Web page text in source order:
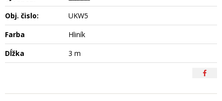
Obj. čislo:
UKW5
Farba
Hliník
Dĺžka
3 m